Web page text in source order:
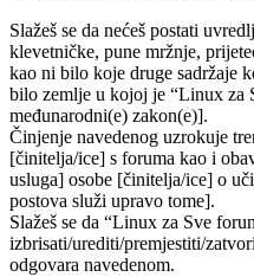
Slažeš se da nećeš postati
klevetničke, pune mržnje,
kao ni bilo koje druge sadržaje
bilo zemlje u kojoj je “Linux za
međunarodni(e) zakon(e)].
Činjenje navedenog uzrokuje
[činitelja/ice] s foruma kao i
usluga] osobe [činitelja/ice] o
postova služi upravo tome].
Slažeš se da “Linux za Sve
izbrisati/urediti/premjestiti/
odgovara navedenom.